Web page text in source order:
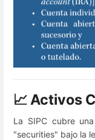
📈 Activos
La SIPC cubre
"securities" bajo la